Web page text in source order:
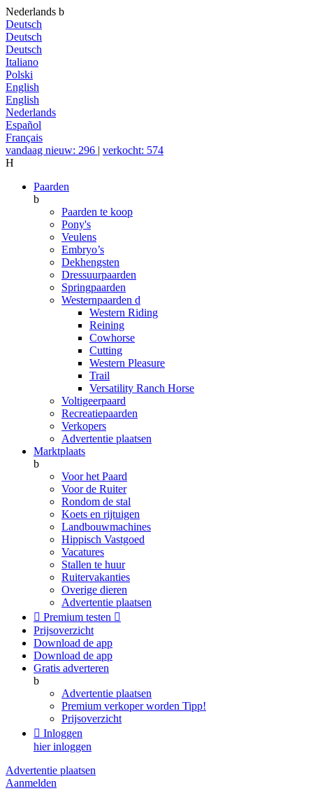
Nederlands b
Deutsch
Deutsch
Deutsch
Italiano
Polski
English
English
Nederlands
Español
Français
vandaag nieuw: 296 | verkocht: 574
H
Paarden
b
Paarden te koop
Pony's
Veulens
Embryo’s
Dekhengsten
Dressuurpaarden
Springpaarden
Westernpaarden d
Western Riding
Reining
Cowhorse
Cutting
Western Pleasure
Trail
Versatility Ranch Horse
Voltigeerpaard
Recreatiepaarden
Verkopers
Advertentie plaatsen
Marktplaats
b
Voor het Paard
Voor de Ruiter
Rondom de stal
Koets en rijtuigen
Landbouwmachines
Hippisch Vastgoed
Vacatures
Stallen te huur
Ruitervakanties
Overige dieren
Advertentie plaatsen
 Premium testen 
Prijsoverzicht
Download de app
Download de app
Gratis adverteren
b
Advertentie plaatsen
Premium verkoper worden Tipp!
Prijsoverzicht
 Inloggen
hier inloggen
Advertentie plaatsen
Aanmelden